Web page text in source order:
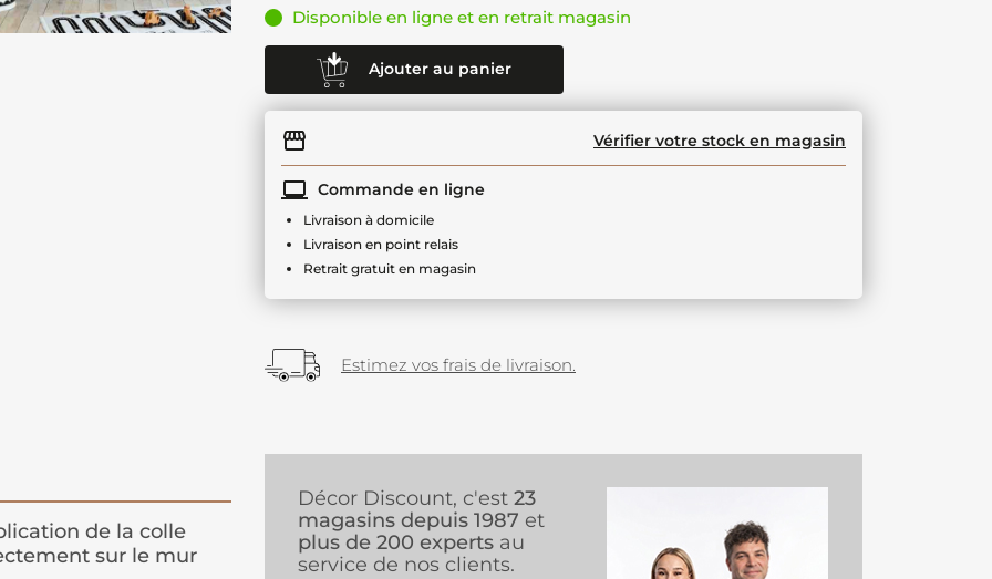
Disponible en ligne et en retrait magasin
Ajouter au panier
Vérifier votre stock en magasin
Commande en ligne
Livraison à domicile
Livraison en point relais
Retrait gratuit en magasin
Estimez vos frais de livraison.
de la colle
sur le mur
Décor Discount, c'est 23
magasins depuis 1987 et
plus de 200 experts au
service de nos clients.